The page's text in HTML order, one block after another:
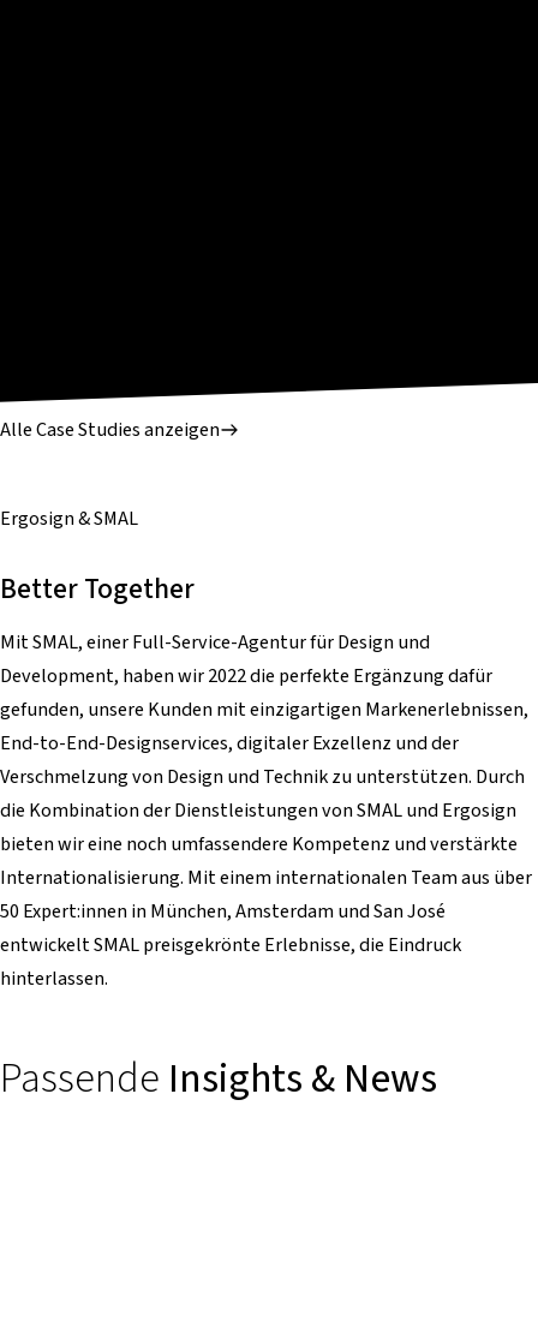
Alle Case Studies anzeigen
Ergosign & SMAL
Better Together
Mit SMAL, einer Full-Service-Agentur für Design und
Development, haben wir 2022 die perfekte Ergänzung dafür
gefunden, unsere Kunden mit einzigartigen Markenerlebnissen,
End-to-End-Designservices, digitaler Exzellenz und der
Verschmelzung von Design und Technik zu unterstützen. Durch
die Kombination der Dienstleistungen von SMAL und Ergosign
bieten wir eine noch umfassendere Kompetenz und verstärkte
Internationalisierung. Mit einem internationalen Team aus über
50 Expert:innen in München, Amsterdam und San José
entwickelt SMAL preisgekrönte Erlebnisse, die Eindruck
hinterlassen.
Passende Insights & News